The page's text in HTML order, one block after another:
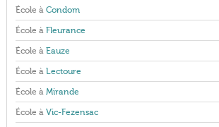
École à Condom
École à Fleurance
École à Eauze
École à Lectoure
École à Mirande
École à Vic-Fezensac